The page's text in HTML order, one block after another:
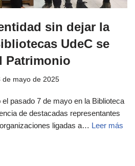
sin dejar la
UdeC se
Patrimonio
de mayo de 2025
pasado 7 de mayo en la Biblioteca
de destacadas representantes
ligadas a… Leer más